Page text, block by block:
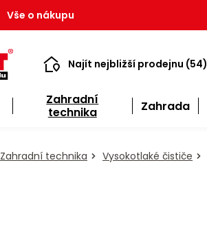
Vše o nákupu
Najít nejbližší prodejnu (54)
Zahradní
technika
Zahrada
Zahradní technika Vysokotlaké čističe